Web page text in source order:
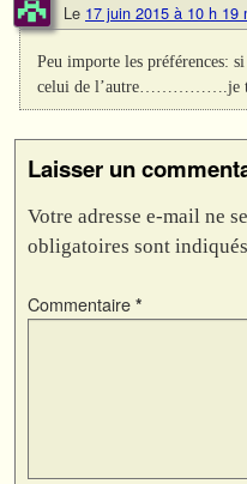
Le 17 juin 2015 à 10 h 19
Peu importe les préférences:
celui de l’autre…………….je
Laisser un
Votre adresse e-mail ne
obligatoires sont
Commentaire *